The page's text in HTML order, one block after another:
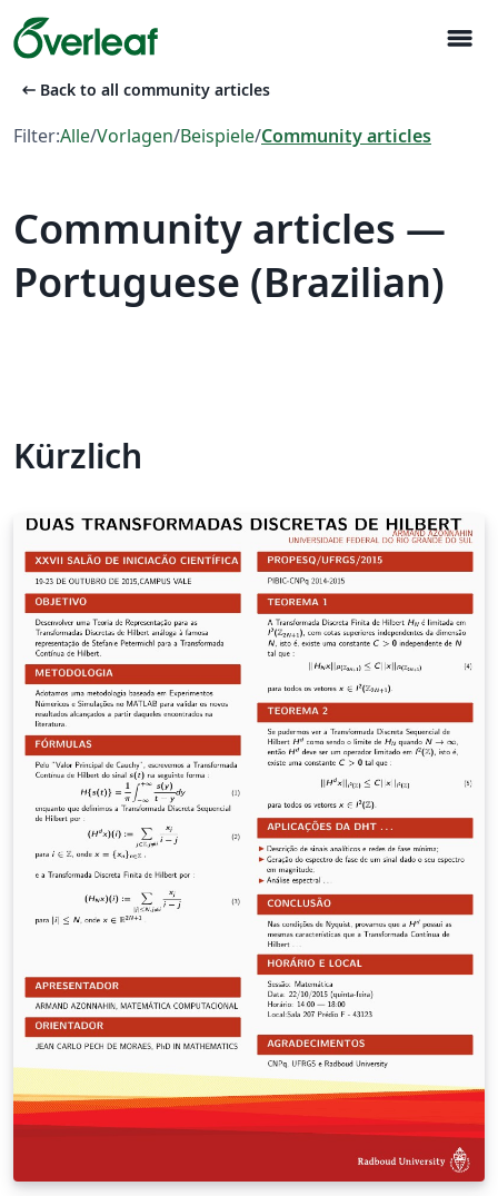
menu
arrow_left_alt Back to all community articles
Filter:Alle/Vorlagen/Beispiele/Community articles
Community articles —
Portuguese (Brazilian)
Kürzlich